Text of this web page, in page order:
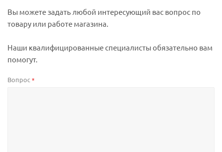
Вы можете задать любой интересующий вас вопрос по
товару или работе магазина.
Наши квалифицированные специалисты обязательно вам
помогут.
Вопрос*